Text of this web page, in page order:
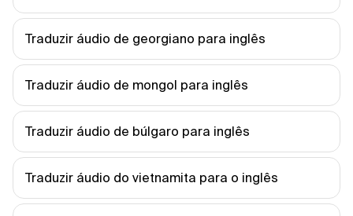
Traduzir áudio de georgiano para inglês
Traduzir áudio de mongol para inglês
Traduzir áudio de búlgaro para inglês
Traduzir áudio do vietnamita para o inglês